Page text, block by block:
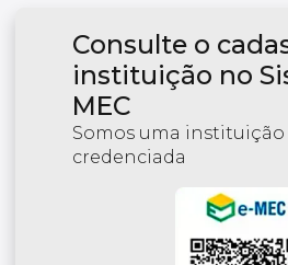
Consulte o
instituição no
MEC
Somos uma instituição
credenciada